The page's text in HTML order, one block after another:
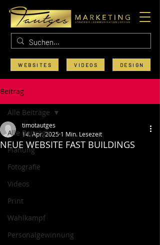
WEBSITES VIDEOS DESIGN
Beitrag
Alle Beiträge
Planung
Fotografie
Videos
Print
Wahlkampf
Personalgewinnung
Alle Beiträge
NEUE WEBSITE FAST BUILDINGS
timotautges
14. Apr. 2025 1 Min. Lesezeit